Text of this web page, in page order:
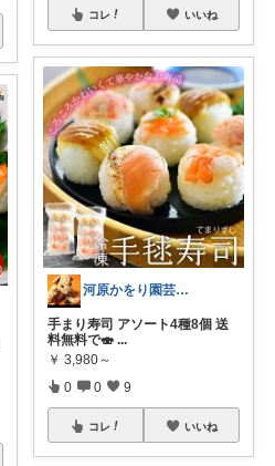
コレ いいね
河原かをり園芸・アンティーク好き節約家
手まり寿司 アソート4種8個 送
料無料で🍣 ...
￥ 3,980～
0 0 9
コレ いいね